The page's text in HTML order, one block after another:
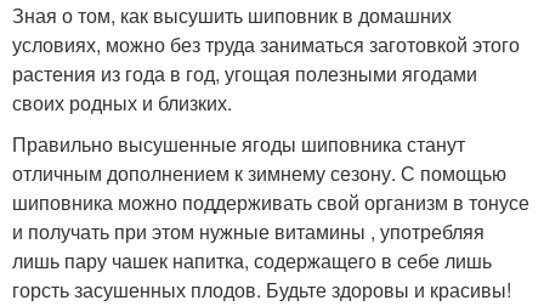
Зная о том, как высушить шиповник в домашних
условиях, можно без труда заниматься заготовкой этого
растения из года в год, угощая полезными ягодами
своих родных и близких.
Правильно высушенные ягоды шиповника станут
отличным дополнением к зимнему сезону. С помощью
шиповника можно поддерживать свой организм в тонусе
и получать при этом нужные витамины , употребляя
лишь пару чашек напитка, содержащего в себе лишь
горсть засушенных плодов. Будьте здоровы и красивы!